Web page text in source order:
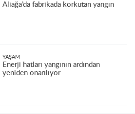
Aliağa’da fabrikada korkutan yangın
YAŞAM
Enerji hatları yangının ardından
yeniden onarılıyor